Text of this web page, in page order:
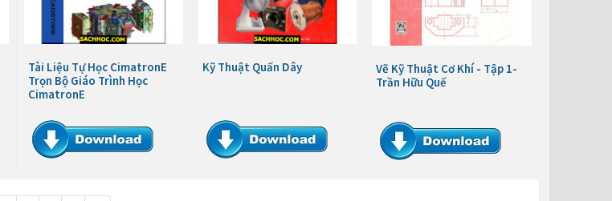
Tài Liệu Tự Học CimatronE
Trọn Bộ Giáo Trình Học
CimatronE
Kỹ Thuật Quấn Dây
Vẽ Kỹ Thuật Cơ Khí - Tập 1-
Trần Hữu Quế